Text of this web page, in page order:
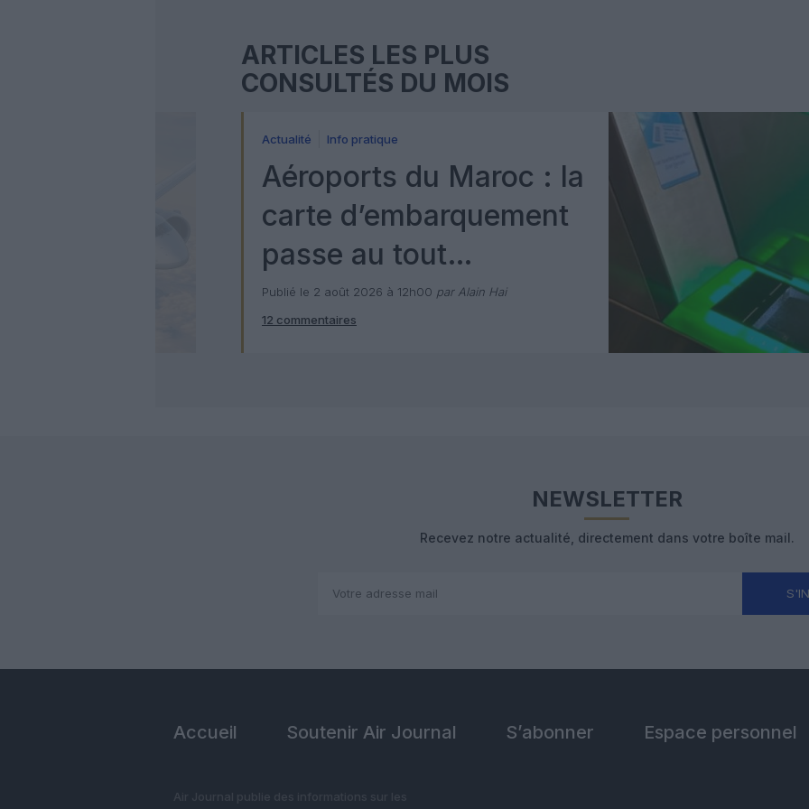
ARTICLES LES PLUS
CONSULTÉS DU MOIS
Actualité Info pratique
Aéroports du Maroc : la
carte d’embarquement
passe au tout
numérique avec Pax
Check
Publié le 2 août 2026 à 12h00 par Alain Hai
12 commentaires
NEWSLETTER
Recevez notre actualité, directement dans votre boîte mail.
Accueil Soutenir Air Journal S’abonner Espace personnel